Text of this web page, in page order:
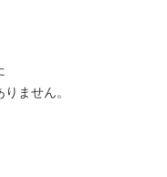
ません。